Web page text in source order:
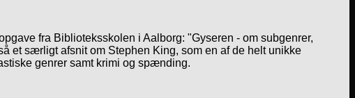
fra Biblioteksskolen i Aalborg: "Gyseren - om subgenrer,
et særligt afsnit om Stephen King, som en af de helt unikke
genrer samt krimi og spænding.